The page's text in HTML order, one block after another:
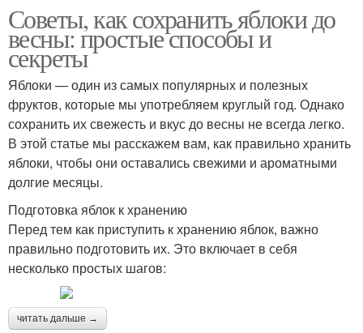
Советы, как сохранить яблоки до
весны: простые способы и
секреты
Яблоки — один из самых популярных и полезных
фруктов, которые мы употребляем круглый год. Однако
сохранить их свежесть и вкус до весны не всегда легко.
В этой статье мы расскажем вам, как правильно хранить
яблоки, чтобы они оставались свежими и ароматными
долгие месяцы.
Подготовка яблок к хранению
Перед тем как приступить к хранению яблок, важно
правильно подготовить их. Это включает в себя
несколько простых шагов:
читать дальше →